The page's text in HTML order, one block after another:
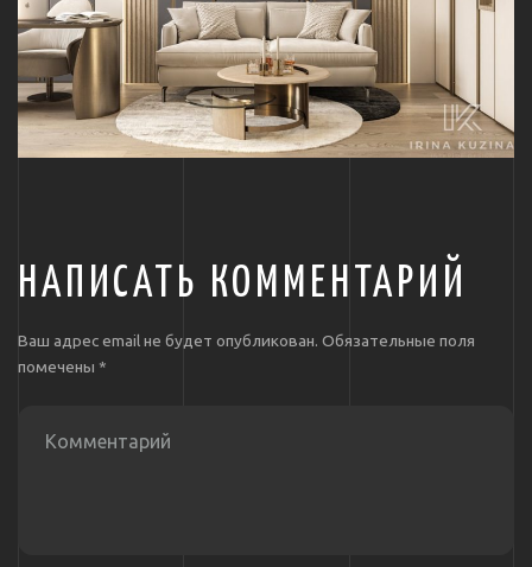
НАПИСАТЬ КОММЕНТАРИЙ
Ваш адрес email не будет опубликован. Обязательные поля
помечены *